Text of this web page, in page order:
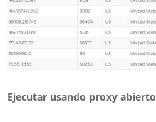
Ejecutar usando proxy abierto